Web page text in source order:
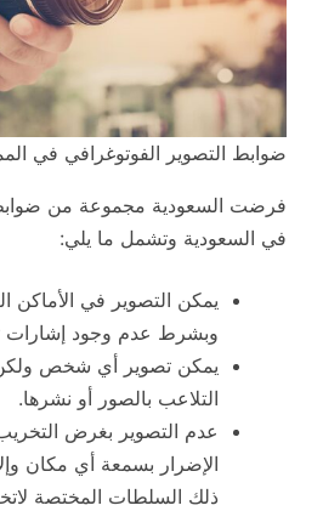
ضوابط التصوير الفوتوغرافي في
فرضت السعودية مجموعة من ضوابط
في السعودية وتشمل ما يلي:
يمكن التصوير في الأماكن
وبشرط عدم وجود إشارات
يمكن تصوير أي شخص ولكن
التلاعب بالصور أو نشرها.
عدم التصوير بغرض
الإضرار بسمعة أي مكان
ذلك السلطات المختصة